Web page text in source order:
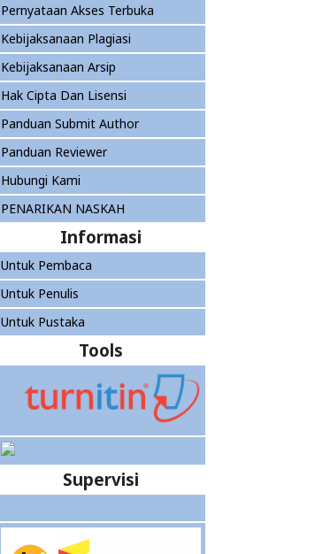
Pernyataan Akses Terbuka
Kebijaksanaan Plagiasi
Kebijaksanaan Arsip
Hak Cipta Dan Lisensi
Panduan Submit Author
Panduan Reviewer
Hubungi Kami
PENARIKAN NASKAH
Informasi
Untuk Pembaca
Untuk Penulis
Untuk Pustaka
Tools
Supervisi